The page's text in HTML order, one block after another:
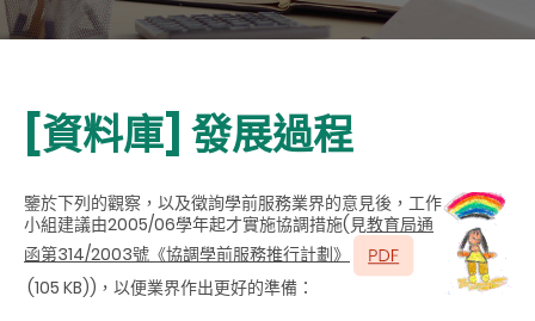
[資料庫] 發展過程
鑒於下列的觀察，以及徵詢學前服務業界的意見後，工作
小組建議由2005/06學年起才實施協調措施(見教育局通
函第314/2003號《協調學前服務推行計劃》
(105 KB))，以便業界作出更好的準備：